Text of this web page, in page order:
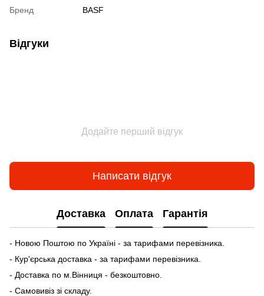
Бренд BASF
Відгуки
Додайте перший відгук
Написати відгук
Доставка Оплата Гарантія
- Новою Поштою по Україні - за тарифами перевізника.
- Кур'єрська доставка - за тарифами перевізника.
- Доставка по м.Вінниця - безкоштовно.
- Самовивіз зі складу.